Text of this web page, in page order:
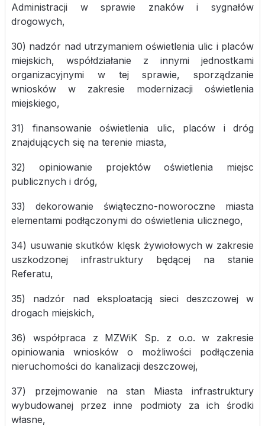
Administracji w sprawie znaków i sygnałów
drogowych,
30) nadzór nad utrzymaniem oświetlenia ulic i placów
miejskich, współdziałanie z innymi jednostkami
organizacyjnymi w tej sprawie, sporządzanie
wniosków w zakresie modernizacji oświetlenia
miejskiego,
31) finansowanie oświetlenia ulic, placów i dróg
znajdujących się na terenie miasta,
32) opiniowanie projektów oświetlenia miejsc
publicznych i dróg,
33) dekorowanie świąteczno-noworoczne miasta
elementami podłączonymi do oświetlenia ulicznego,
34) usuwanie skutków klęsk żywiołowych w zakresie
uszkodzonej infrastruktury będącej na stanie
Referatu,
35) nadzór nad eksploatacją sieci deszczowej w
drogach miejskich,
36) współpraca z MZWiK Sp. z o.o. w zakresie
opiniowania wniosków o możliwości podłączenia
nieruchomości do kanalizacji deszczowej,
37) przejmowanie na stan Miasta infrastruktury
wybudowanej przez inne podmioty za ich środki
własne,